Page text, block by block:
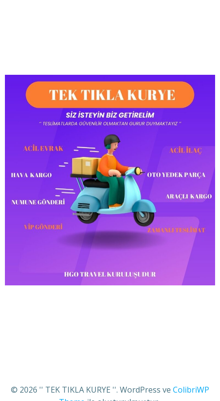
© 2026 '' TEK TIKLA KURYE ''. WordPress ve ColibriWP